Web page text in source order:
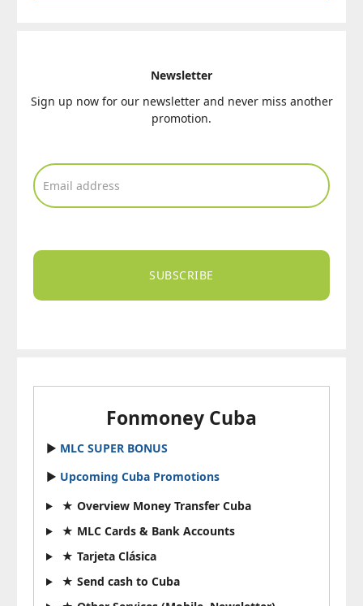
Newsletter
Sign up now for our newsletter and never miss another
promotion.
SUBSCRIBE
Fonmoney Cuba
► MLC SUPER BONUS
► Upcoming Cuba Promotions
★ Overview Money Transfer Cuba
★ MLC Cards & Bank Accounts
★ Tarjeta Clásica
★ Send cash to Cuba